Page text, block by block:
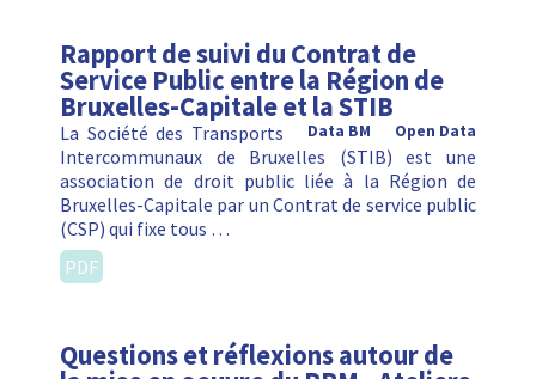
Rapport de suivi du Contrat de
Service Public entre la Région de
Bruxelles-Capitale et la STIB
Open Data
Data BM
La Société des Transports
Intercommunaux de Bruxelles (STIB) est une
association de droit public liée à la Région de
Bruxelles-Capitale par un Contrat de service public
(CSP) qui fixe tous …
PDF
Questions et réflexions autour de